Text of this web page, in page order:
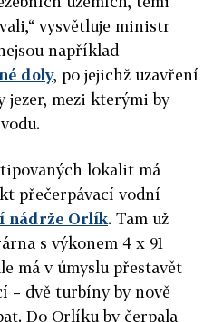
vysvětluje ministr
například
doly, po jejichž uzavření
jezer, mezi kterými by
lokalit má
přečerpávací vodní
nádrže Orlík. Tam už
s výkonem 4 x 91
má v úmyslu přestavět
– dvě turbíny by nově
Do Orlíku by čerpala